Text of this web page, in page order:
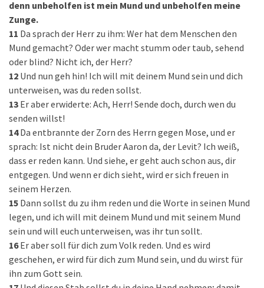
denn unbeholfen ist mein Mund und unbeholfen meine
Zunge.
11 Da sprach der Herr zu ihm: Wer hat dem Menschen den
Mund gemacht? Oder wer macht stumm oder taub, sehend
oder blind? Nicht ich, der Herr?
12 Und nun geh hin! Ich will mit deinem Mund sein und dich
unterweisen, was du reden sollst.
13 Er aber erwiderte: Ach, Herr! Sende doch, durch wen du
senden willst!
14 Da entbrannte der Zorn des Herrn gegen Mose, und er
sprach: Ist nicht dein Bruder Aaron da, der Levit? Ich weiß,
dass er reden kann. Und siehe, er geht auch schon aus, dir
entgegen. Und wenn er dich sieht, wird er sich freuen in
seinem Herzen.
15 Dann sollst du zu ihm reden und die Worte in seinen Mund
legen, und ich will mit deinem Mund und mit seinem Mund
sein und will euch unterweisen, was ihr tun sollt.
16 Er aber soll für dich zum Volk reden. Und es wird
geschehen, er wird für dich zum Mund sein, und du wirst für
ihn zum Gott sein.